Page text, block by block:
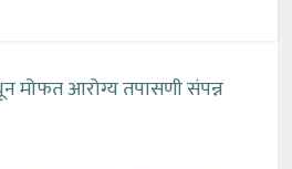
मोफत आरोग्य तपासणी संपन्न